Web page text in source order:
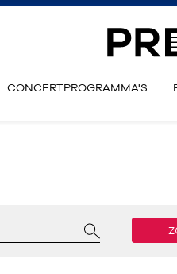
CONCERTPROGRAMMA'S